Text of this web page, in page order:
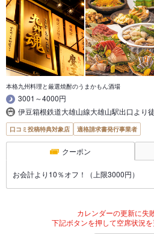
本格九州料理と厳選焼酎のうまかもん酒場
3001～4000円
伊豆箱根鉄道大雄山線大雄山駅出口より
口コミ投稿特典対象店 適格請求書発行事業者
クーポン
お会計より10％オフ！（上限3000円）
カレンダーの更新に失
下記ボタンを押して空席状況を